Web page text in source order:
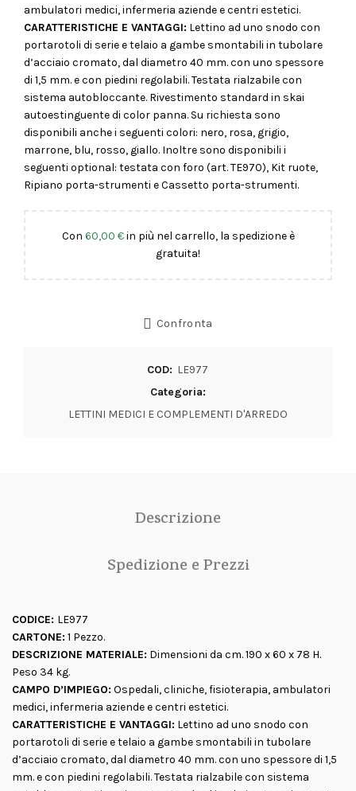
ambulatori medici, infermeria aziende e centri estetici.
CARATTERISTICHE E VANTAGGI: Lettino ad uno snodo con
portarotoli di serie e telaio a gambe smontabili in tubolare
d’acciaio cromato, dal diametro 40 mm. con uno spessore
di 1,5 mm. e con piedini regolabili. Testata rialzabile con
sistema autobloccante. Rivestimento standard in skai
autoestinguente di color panna. Su richiesta sono
disponibili anche i seguenti colori: nero, rosa, grigio,
marrone, blu, rosso, giallo. Inoltre sono disponibili i
seguenti optional: testata con foro (art. TE970), Kit ruote,
Ripiano porta-strumenti e Cassetto porta-strumenti.
Con 60,00 €in più nel carrello, la spedizione è
gratuita!
Confronta
COD: LE977
Categoria:
LETTINI MEDICI E COMPLEMENTI D'ARREDO
Descrizione
Spedizione e Prezzi
CODICE: LE977
CARTONE: 1 Pezzo.
DESCRIZIONE MATERIALE: Dimensioni da cm. 190 x 60 x 78 H.
Peso 34 kg.
CAMPO D’IMPIEGO: Ospedali, cliniche, fisioterapia, ambulatori
medici, infermeria aziende e centri estetici.
CARATTERISTICHE E VANTAGGI: Lettino ad uno snodo con
portarotoli di serie e telaio a gambe smontabili in tubolare
d’acciaio cromato, dal diametro 40 mm. con uno spessore di 1,5
mm. e con piedini regolabili. Testata rialzabile con sistema